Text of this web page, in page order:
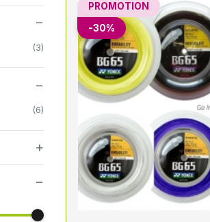
−
(3)
−
(6)
+
−
PROMOTION
-30%